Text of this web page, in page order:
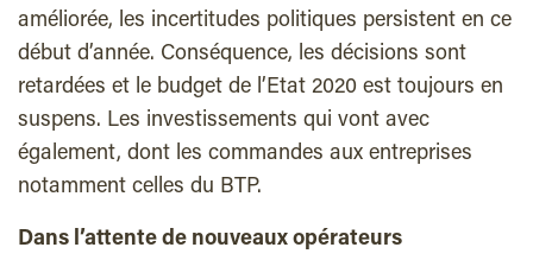
améliorée, les incertitudes politiques persistent en ce
début d’année. Conséquence, les décisions sont
retardées et le budget de l’Etat 2020 est toujours en
suspens. Les investissements qui vont avec
également, dont les commandes aux entreprises
notamment celles du BTP.
Dans l’attente de nouveaux opérateurs